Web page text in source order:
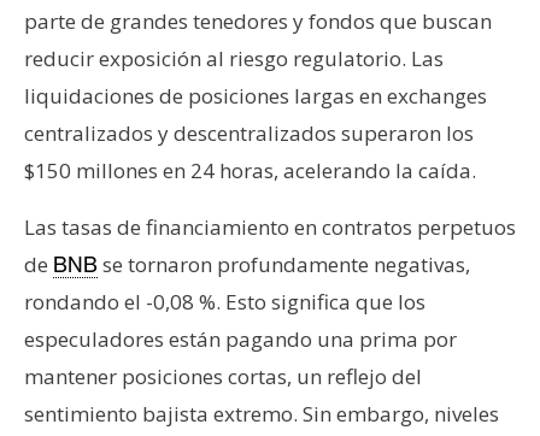
parte de grandes tenedores y fondos que buscan
reducir exposición al riesgo regulatorio. Las
liquidaciones de posiciones largas en exchanges
centralizados y descentralizados superaron los
$150 millones en 24 horas, acelerando la caída.
Las tasas de financiamiento en contratos perpetuos
de BNB se tornaron profundamente negativas,
rondando el -0,08 %. Esto significa que los
especuladores están pagando una prima por
mantener posiciones cortas, un reflejo del
sentimiento bajista extremo. Sin embargo, niveles